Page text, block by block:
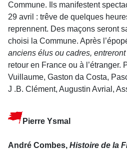
Commune. Ils manifestent
29 avril : trêve de quelques
reprennent. Des maçons seront
choisi la Commune. Après
anciens élus ou cadres,
retour en France ou à l’étranger.
Vuillaume, Gaston da Costa,
J .B. Clément, Augustin Avrial,
Pierre Ysmal
André Combes, Histoire de la